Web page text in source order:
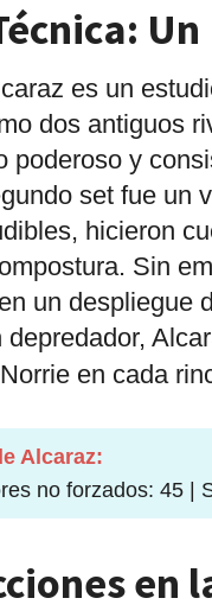
es un
dos antiguos
poderoso y
set fue un
hicieron
Sin
un despliegue
depredador,
en cada
Alcaraz:
no forzados: 45 |
en